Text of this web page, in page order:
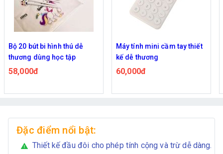
Máy tính mini cầm tay thiết
kế dễ thương
60,000đ
Đồ chơi bộ bài toán học cho
bé
70,000đ
Đặc điểm nổi bật:
warning Thiết kế đầu đôi cho phép tính cộng và trừ dễ dàng.